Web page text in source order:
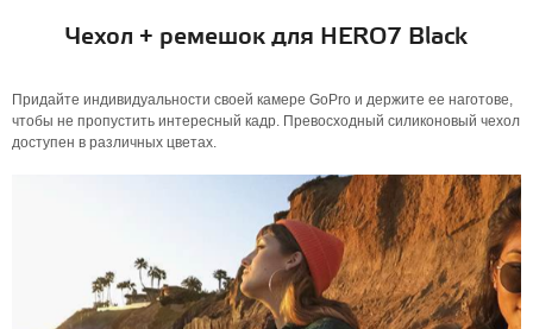
Чехол + ремешок для HERO7 Black
Придайте индивидуальности своей камере GoPro и держите ее наготове,
чтобы не пропустить интересный кадр. Превосходный силиконовый чехол
доступен в различных цветах.